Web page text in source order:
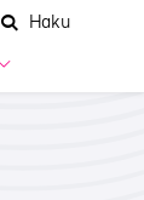
AvaaHaku
Hae